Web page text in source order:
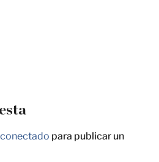
conectado para publicar un